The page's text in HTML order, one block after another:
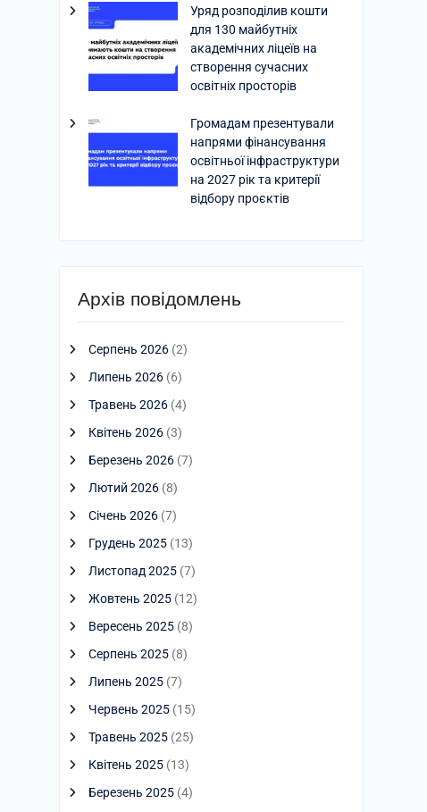
Уряд розподілив кошти
для 130 майбутніх
академічних ліцеїв на
створення сучасних
освітніх просторів
Громадам презентували
напрями фінансування
освітньої інфраструктури
на 2027 рік та критерії
відбору проєктів
Архів повідомлень
Серпень 2026 (2)
Липень 2026 (6)
Травень 2026 (4)
Квітень 2026 (3)
Березень 2026 (7)
Лютий 2026 (8)
Січень 2026 (7)
Грудень 2025 (13)
Листопад 2025 (7)
Жовтень 2025 (12)
Вересень 2025 (8)
Серпень 2025 (8)
Липень 2025 (7)
Червень 2025 (15)
Травень 2025 (25)
Квітень 2025 (13)
Березень 2025 (4)